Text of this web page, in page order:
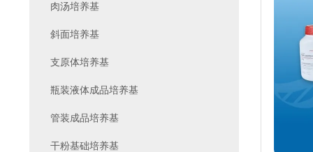
肉汤培养基
斜面培养基
支原体培养基
瓶装液体成品培养基
管装成品培养基
干粉基础培养基